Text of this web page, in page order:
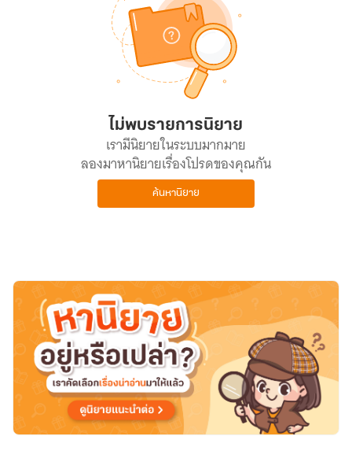
ไม่พบรายการนิยาย
เรามีนิยายในระบบมากมาย
ลองมาหานิยายเรื่องโปรดของคุณกัน
ค้นหานิยาย